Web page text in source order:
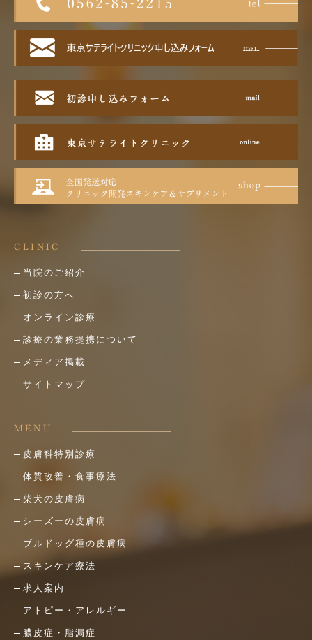
CLINIC
当院のご紹介
初診の方へ
オンライン診療
診療の業務提携について
メディア掲載
サイトマップ
MENU
皮膚科特別診療
体質改善・食事療法
柴犬の皮膚病
シーズーの皮膚病
ブルドッグ種の皮膚病
スキンケア療法
求人案内
アトピー・アレルギー
膿皮症・脂漏症